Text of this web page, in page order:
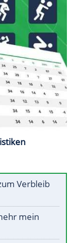
Verbleib
mein